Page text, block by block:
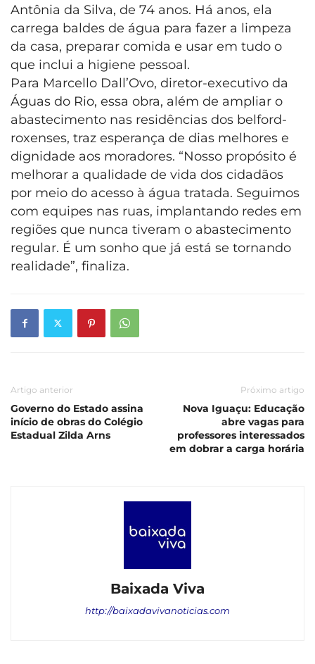
Antônia da Silva, de 74 anos. Há anos, ela
carrega baldes de água para fazer a limpeza
da casa, preparar comida e usar em tudo o
que inclui a higiene pessoal.
Para Marcello Dall’Ovo, diretor-executivo da
Águas do Rio, essa obra, além de ampliar o
abastecimento nas residências dos belford-
roxenses, traz esperança de dias melhores e
dignidade aos moradores. “Nosso propósito é
melhorar a qualidade de vida dos cidadãos
por meio do acesso à água tratada. Seguimos
com equipes nas ruas, implantando redes em
regiões que nunca tiveram o abastecimento
regular. É um sonho que já está se tornando
realidade”, finaliza.
Artigo anterior
Governo do Estado assina
início de obras do Colégio
Estadual Zilda Arns
Próximo artigo
Nova Iguaçu: Educação
abre vagas para
professores interessados
em dobrar a carga horária
Baixada Viva
http://baixadavivanoticias.com